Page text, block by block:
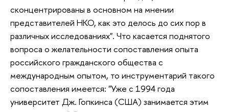
сконцентрированы в основном на мнении
представителей НКО, как это делось до сих пор в
различных исследованиях". Что касается поднятого
вопроса о желательности сопоставления опыта
российского гражданского общества с
международным опытом, то инструментарий такого
сопоставления имеется: "Уже с 1994 года
университет Дж. Гопкинса (США) занимается этим